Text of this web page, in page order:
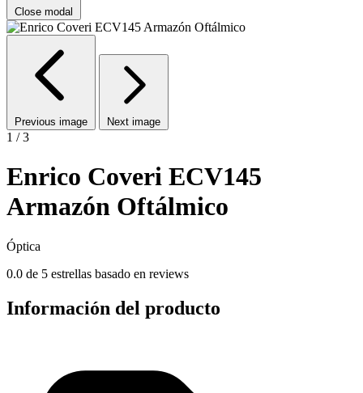
Close modal
Previous image Next image
1 / 3
Enrico Coveri ECV145
Armazón Oftálmico
Óptica
0.0 de 5 estrellas basado en reviews
Información del producto